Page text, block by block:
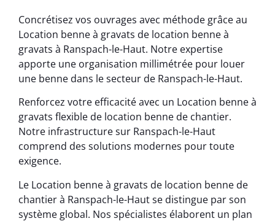
Concrétisez vos ouvrages avec méthode grâce au
Location benne à gravats de location benne à
gravats à Ranspach-le-Haut. Notre expertise
apporte une organisation millimétrée pour louer
une benne dans le secteur de Ranspach-le-Haut.
Renforcez votre efficacité avec un Location benne à
gravats flexible de location benne de chantier.
Notre infrastructure sur Ranspach-le-Haut
comprend des solutions modernes pour toute
exigence.
Le Location benne à gravats de location benne de
chantier à Ranspach-le-Haut se distingue par son
système global. Nos spécialistes élaborent un plan